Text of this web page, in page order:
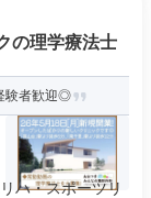
の理学療法士
験者歓迎◎
ハ・スポーツリ